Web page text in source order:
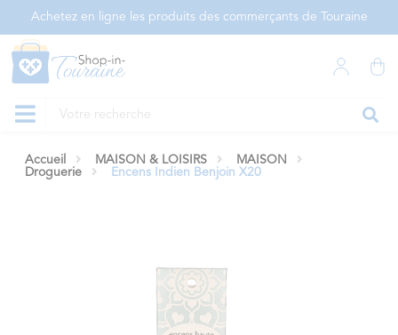
Achetez en ligne les produits des commerçants de Touraine
Accueil MAISON & LOISIRS
MAISON
Droguerie
Encens Indien Benjoin X20
Panneau de gestion des cookies